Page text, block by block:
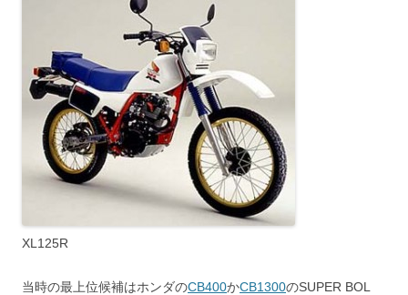
XL125R
当時の最上位候補はホンダのCB400かCB1300のSUPER BOL